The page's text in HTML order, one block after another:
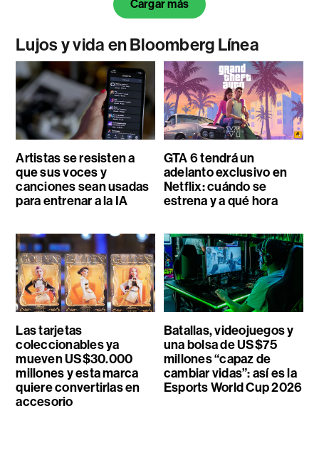
Cargar más
Lujos y vida en Bloomberg Línea
Artistas se resisten a
que sus voces y
canciones sean usadas
para entrenar a la IA
GTA 6 tendrá un
adelanto exclusivo en
Netflix: cuándo se
estrena y a qué hora
Las tarjetas
coleccionables ya
mueven US$30.000
millones y esta marca
quiere convertirlas en
accesorio
Batallas, videojuegos y
una bolsa de US$75
millones “capaz de
cambiar vidas”: así es la
Esports World Cup 2026